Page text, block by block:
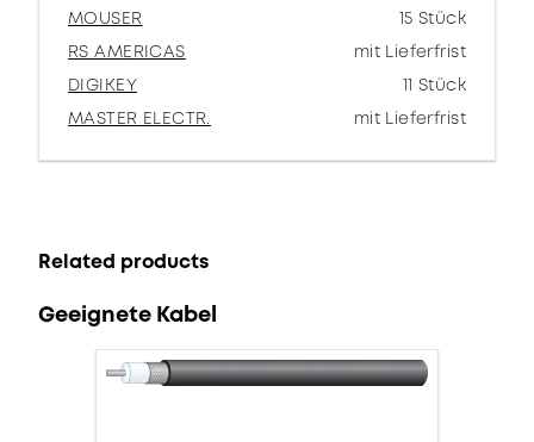
MOUSER
15 Stück
RS AMERICAS
mit Lieferfrist
DIGIKEY
11 Stück
MASTER ELECTR.
mit Lieferfrist
Related products
Geeignete Kabel